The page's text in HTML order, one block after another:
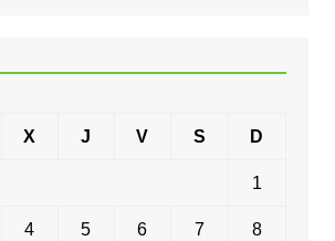
X J V S D
1
4 5 6 7 8